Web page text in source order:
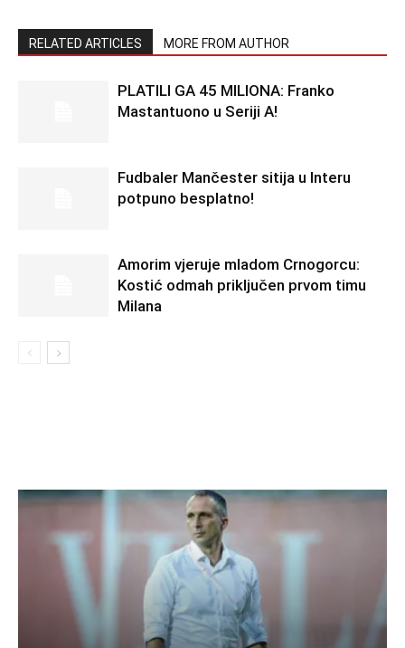
RELATED ARTICLES MORE FROM AUTHOR
PLATILI GA 45 MILIONA: Franko
Mastantuono u Seriji A!
Fudbaler Mančester sitija u Interu
potpuno besplatno!
Amorim vjeruje mladom Crnogorcu:
Kostić odmah priključen prvom timu
Milana